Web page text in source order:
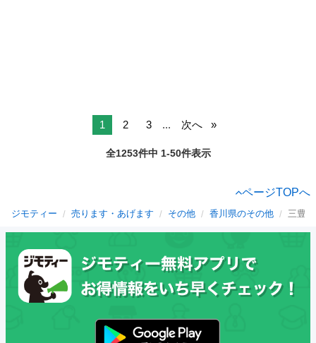
1 2 3 ... 次へ
全1253件中 1-50件表示
ページTOPへ
ジモティー 売ります・あげます その他 香川県のその他 三豊